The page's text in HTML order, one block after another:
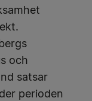
och
satsar
perioden